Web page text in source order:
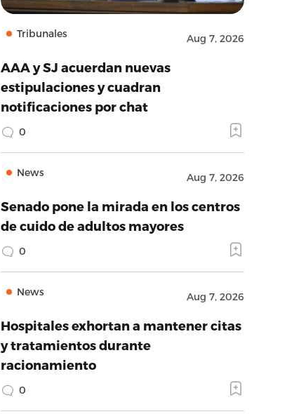
Tribunales Aug 7, 2026
AAA y SJ acuerdan nuevas
estipulaciones y cuadran
notificaciones por chat
0
News Aug 7, 2026
Senado pone la mirada en los centros
de cuido de adultos mayores
0
News Aug 7, 2026
Hospitales exhortan a mantener citas
y tratamientos durante
racionamiento
0